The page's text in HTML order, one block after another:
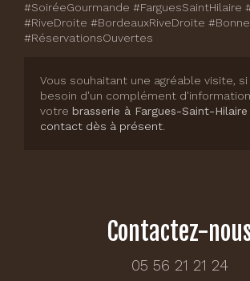
#SoiréeGourmande #FarguesSaintHilaire
#RiveDroite #BordeauxRiveDroite
#RéservationsOuvertes
Vous souhaitant une agréable visite, si
besoin d'un complément
votre brasserie à Fargues-Saint-Hilaire
contact dès à présent
Contactez-
05 56 21 21 24